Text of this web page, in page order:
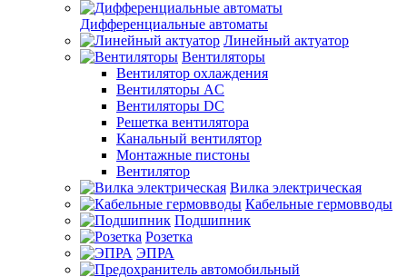
Дифференциальные автоматы
Линейный актуатор
Вентиляторы
Вентилятор охлаждения
Вентиляторы AC
Вентиляторы DC
Решетка вентилятора
Канальный вентилятор
Монтажные пистоны
Вентилятор
Вилка электрическая
Кабельные гермовводы
Подшипник
Розетка
ЭПРА